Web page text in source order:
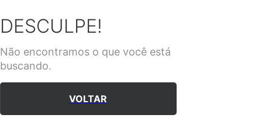
DESCULPE!
Não encontramos o que você está
buscando.
VOLTAR